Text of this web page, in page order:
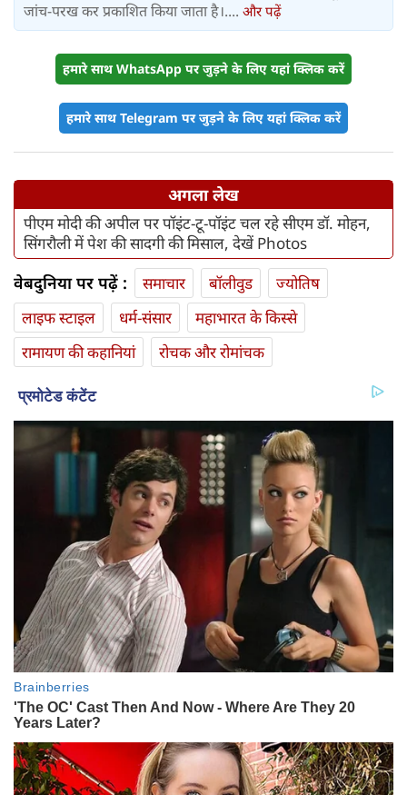
जांच-परख कर प्रकाशित किया जाता है।.... और पढ़ें
हमारे साथ WhatsApp पर जुड़ने के लिए यहां क्लिक करें
हमारे साथ Telegram पर जुड़ने के लिए यहां क्लिक करें
अगला लेख
पीएम मोदी की अपील पर पॉइंट-टू-पॉइंट चल रहे सीएम डॉ. मोहन,
सिंगरौली में पेश की सादगी की मिसाल, देखें Photos
वेबदुनिया पर पढ़ें : समाचार बॉलीवुड
ज्योतिष
लाइफ स्‍टाइल
धर्म-संसार
महाभारत के किस्से
रामायण की कहानियां
रोचक और रोमांचक